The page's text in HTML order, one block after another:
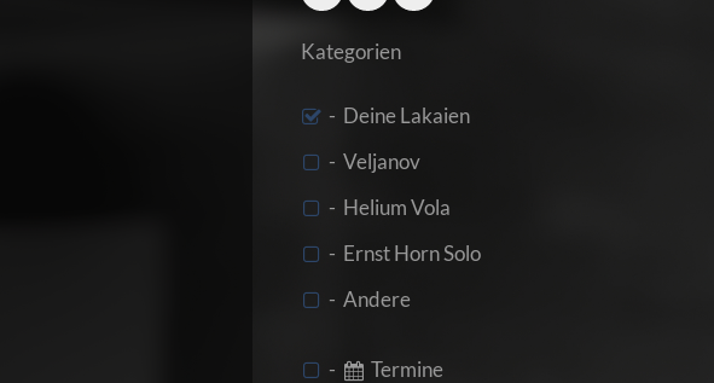
Kategorien
- Deine Lakaien
- Veljanov
- Helium Vola
- Ernst Horn Solo
- Andere
-
Termine